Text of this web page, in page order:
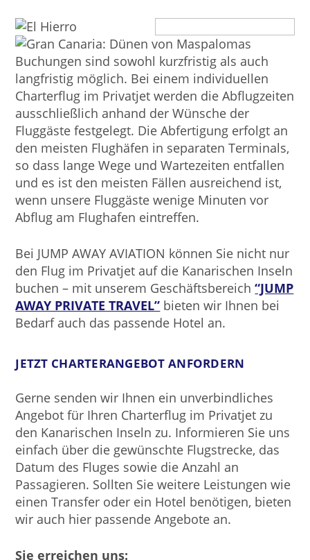
Buchungen sind sowohl kurzfristig als auch
langfristig möglich. Bei einem individuellen
Charterflug im Privatjet werden die Abflugzeiten
ausschließlich anhand der Wünsche der
Fluggäste festgelegt. Die Abfertigung erfolgt an
den meisten Flughäfen in separaten Terminals,
so dass lange Wege und Wartezeiten entfallen
und es ist den meisten Fällen ausreichend ist,
wenn unsere Fluggäste wenige Minuten vor
Abflug am Flughafen eintreffen.
Bei JUMP AWAY AVIATION können Sie nicht nur
den Flug im Privatjet auf die Kanarischen Inseln
buchen – mit unserem Geschäftsbereich“JUMP
AWAY PRIVATE TRAVEL” bieten wir Ihnen bei
Bedarf auch das passende Hotel an.
JETZT CHARTERANGEBOT ANFORDERN
Gerne senden wir Ihnen ein unverbindliches
Angebot für Ihren Charterflug im Privatjet zu
den Kanarischen Inseln zu. Informieren Sie uns
einfach über die gewünschte Flugstrecke, das
Datum des Fluges sowie die Anzahl an
Passagieren. Sollten Sie weitere Leistungen wie
einen Transfer oder ein Hotel benötigen, bieten
wir auch hier passende Angebote an.
Sie erreichen uns: